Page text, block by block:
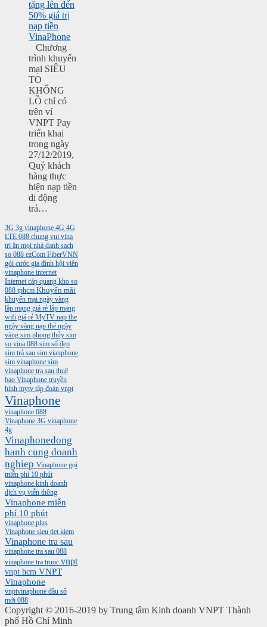
tặng lên đến
50% giá trị
nạp tiền
VinaPhone
Chương
trình khuyến
mại SIÊU
TO
KHỔNG
LỒ chỉ có
trên ví
VNPT Pay
triển khai
trong ngày
27/12/2019,
Quý khách
hàng thực
hiện nạp tiền
di động
trả…
3G 3g vinaphone 4G 4G
LTE 088 chung vui vina
tri ân mọi nhà danh sach
so 088 ezCom FiberVNN
gói cước gia đình hội viên
vinaphone internet
Internet cáp quang kho so
088 tphcm Khuyến mãi
khuyến mại ngày vàng
lắp mạng giá rẻ lắp mạng
wifi giá rẻ MyTV nap the
ngày vàng nạp thẻ ngày
vàng sim phong thủy sim
so vina 088 sim số đẹp
sim trả sau sim vianphone
sim vinaphone sim
vinaphone tra sau thuê
bao Vinaphone truyền
hình mytv tập đoàn vnpt
Vinaphone
vinaphone 088
Vinaphone 3G vinaphone
4g
Vinaphonedong
hanh cung doanh
nghiep Vinaphone gọi
miễn phí 10 phút
vinaphone kinh doanh
dịch vụ viễn thông
Vinaphone miễn
phí 10 phút
vinaphone plus
Vinaphone sieu tiet kiem
Vinaphone tra sau
vinaphone tra sau 088
vinaphone tra truoc vnpt
vnpt hcm VNPT
Vinaphone
vnptvinaphone đầu số
mới 088
Copyright © 2016-2019 by Trung tâm Kinh doanh VNPT Thành
phố Hồ Chí Minh